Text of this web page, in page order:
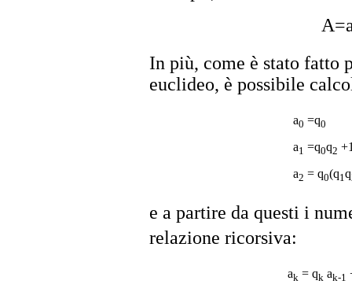
In più, come è stato fatto
euclideo, è possibile
a0 =q0
a1 =q0q2
a2 = q0(q1 q
e a partire da questi i
relazione ricorsiva:
ak = qk ak-1